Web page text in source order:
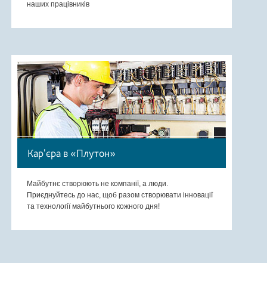
наших працівників
Кар'єра в «Плутон»
Майбутнє створюють не компанії, а люди.
Приєднуйтесь до нас, щоб разом створювати інновації
та технології майбутнього кожного дня!